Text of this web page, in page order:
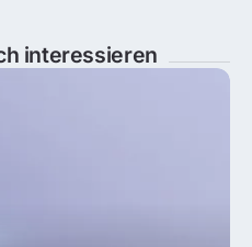
interessieren